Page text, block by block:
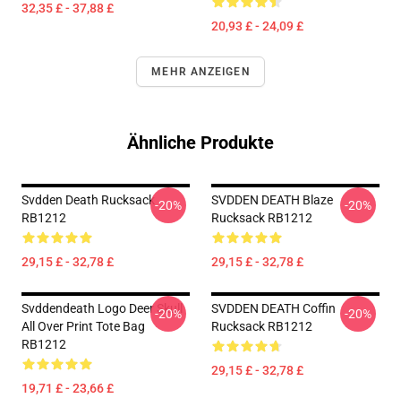
32,35 £ - 37,88 £
20,93 £ - 24,09 £
MEHR ANZEIGEN
Ähnliche Produkte
Svdden Death Rucksack
RB1212
29,15 £ - 32,78 £
-20%
SVDDEN DEATH Blaze
Rucksack RB1212
29,15 £ - 32,78 £
-20%
Svddendeath Logo Deer Skull
All Over Print Tote Bag
RB1212
19,71 £ - 23,66 £
-20%
SVDDEN DEATH Coffin
Rucksack RB1212
29,15 £ - 32,78 £
-20%